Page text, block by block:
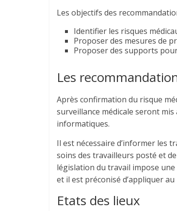
Les objectifs des
Identifier les risques
Proposer des mesures de
Proposer des supports
Les
Après confirmation du risque
surveillance médicale seront
informatiques.
Il est nécessaire d’informer les
soins des travailleurs posté et
législation du travail impose
et il est préconisé d’appliquer
Etats des lieux